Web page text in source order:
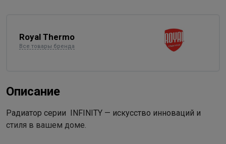
Royal Thermo
Все товары бренда
Описание
Радиатор серии INFINITY — искусство инноваций и
стиля в вашем доме.